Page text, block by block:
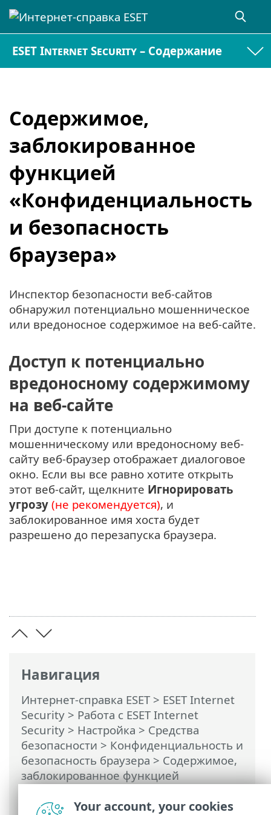
ESET Internet Security – Содержание
Содержимое,
заблокированное
функцией
«Конфиденциальность
и безопасность
браузера»
Навигация
Интернет-справка ESET> ESET Internet
Security > Работа с ESET Internet
Security > Настройка > Средства
безопасности > Конфиденциальность и
безопасность браузера > Содержимое,
заблокированное функцией
браузера»
Инспектор безопасности веб-сайтов
обнаружил потенциально мошенническое
или вредоносное содержимое на веб-сайте.
Доступ к потенциально
вредоносному содержимому
на веб-сайте
При доступе к потенциально
мошенническому или вредоносному веб-
сайту веб-браузер отображает диалоговое
окно. Если вы все равно хотите открыть
этот веб-сайт, щелкните Игнорировать
угрозу (не рекомендуется), и
заблокированное имя хоста будет
разрешено до перезапуска браузера.
Your account, your cookies